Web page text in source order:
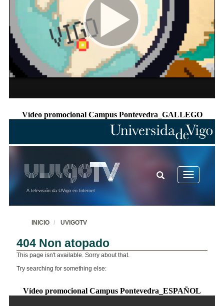
Vídeo promocional Campus Pontevedra_GALLEGO
Vídeo promocional Campus Pontevedra_ESPAÑOL